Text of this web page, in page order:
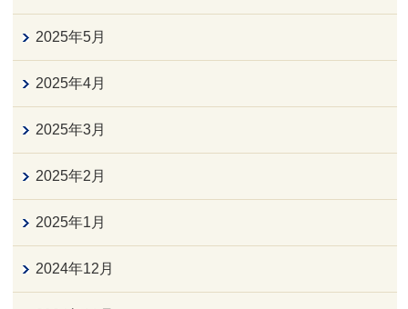
2025年5月
2025年4月
2025年3月
2025年2月
2025年1月
2024年12月